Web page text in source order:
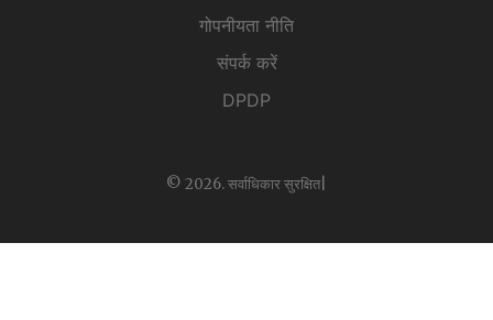
गोपनीयता नीति
संपर्क करें
DPDP
© 2026. सर्वाधिकार सुरक्षित|